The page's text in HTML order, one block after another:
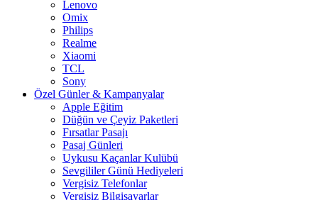
Lenovo
Omix
Philips
Realme
Xiaomi
TCL
Sony
Özel Günler & Kampanyalar
Apple Eğitim
Düğün ve Çeyiz Paketleri
Fırsatlar Pasajı
Pasaj Günleri
Uykusu Kaçanlar Kulübü
Sevgililer Günü Hediyeleri
Vergisiz Telefonlar
Vergisiz Bilgisayarlar